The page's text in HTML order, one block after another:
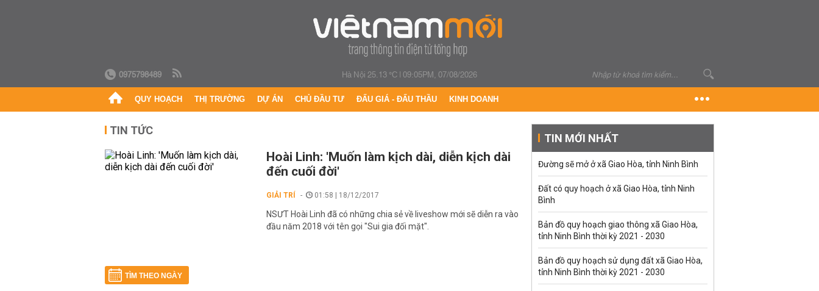
0975798489 Hà Nội 25.13 °C|09:05PM, 07/08/2026
QUY HOẠCH THỊ TRƯỜNG DỰ ÁN CHỦ ĐẦU TƯ ĐẤU GIÁ - ĐẤU THẦU KINH DOANH
TIN TỨC
Hoài Linh: 'Muốn làm kịch dài, diễn kịch dài
đến cuối đời'
GIẢI TRÍ 01:58 | 18/12/2017
NSƯT Hoài Linh đã có những chia sẻ về liveshow mới sẽ diễn ra vào
đầu năm 2018 với tên gọi "Sui gia đối mặt".
TÌM THEO NGÀY
TIN MỚI NHẤT
Đường sẽ mở ở xã Giao Hòa, tỉnh Ninh Bình
Đất có quy hoạch ở xã Giao Hòa, tỉnh Ninh
Bình
Bản đồ quy hoạch giao thông xã Giao Hòa,
tỉnh Ninh Bình thời kỳ 2021 - 2030
Bản đồ quy hoạch sử dụng đất xã Giao Hòa,
tỉnh Ninh Bình thời kỳ 2021 - 2030